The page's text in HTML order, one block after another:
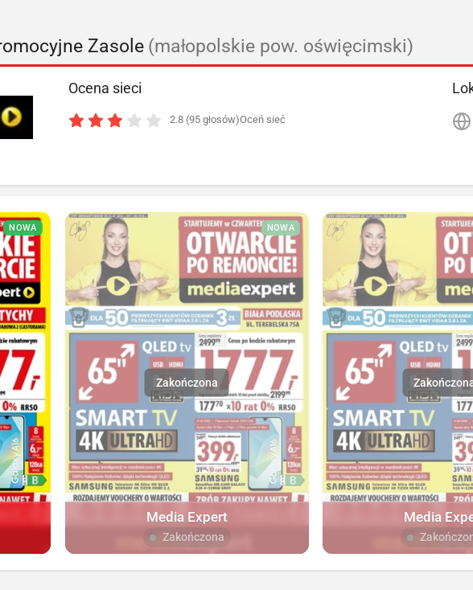
Zasole (małopolskie pow. oświęcimski)
Ocena sieci
2.8 (95 głosów)Oceń sieć
NOWA NOWA
Media Expert
Zakończona
Media